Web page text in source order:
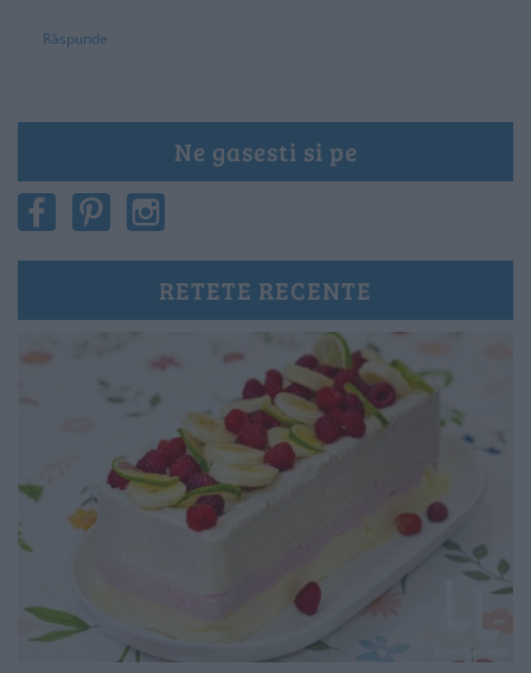
Răspunde
Ne gasesti si pe
RETETE RECENTE